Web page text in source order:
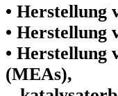
• Herstellung
• Herstellung
• Herstellung
(MEAs),